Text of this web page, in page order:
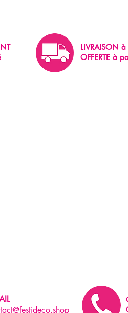
LIVRAISON
OFFERTE à